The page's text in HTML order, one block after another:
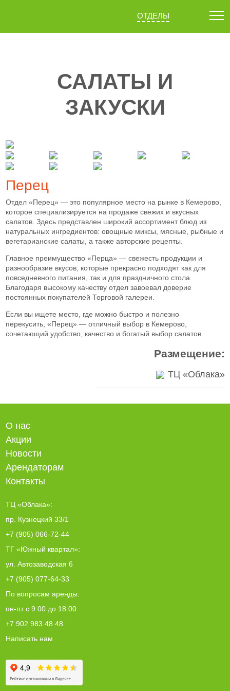
ОТДЕЛЫ
САЛАТЫ И
ЗАКУСКИ
Перец
Отдел «Перец» — это популярное место на рынке в Кемерово,
которое специализируется на продаже свежих и вкусных
салатов. Здесь представлен широкий ассортимент блюд из
натуральных ингредиентов: овощные миксы, мясные, рыбные и
вегетарианские салаты, а также авторские рецепты.
Главное преимущество «Перца» — свежесть продукции и
разнообразие вкусов, которые прекрасно подходят как для
повседневного питания, так и для праздничного стола.
Благодаря высокому качеству отдел завоевал доверие
постоянных покупателей Торговой галереи.
Если вы ищете место, где можно быстро и полезно
перекусить, «Перец» — отличный выбор в Кемерово,
сочетающий удобство, качество и богатый выбор салатов.
Размещение:
ТЦ «Облака»
О нас
Акции
Новости
Арендаторам
Контакты
ТЦ «Облака»:
пр. Кузнецкий 33/1
+7 (905) 066-72-44
ТГ «Южный квартал»:
ул. Автозаводская 6
+7 (905) 077-64-33
По вопросам аренды:
пн-пт с 9:00 до 18:00
+7 902 983 48 48
Написать нам